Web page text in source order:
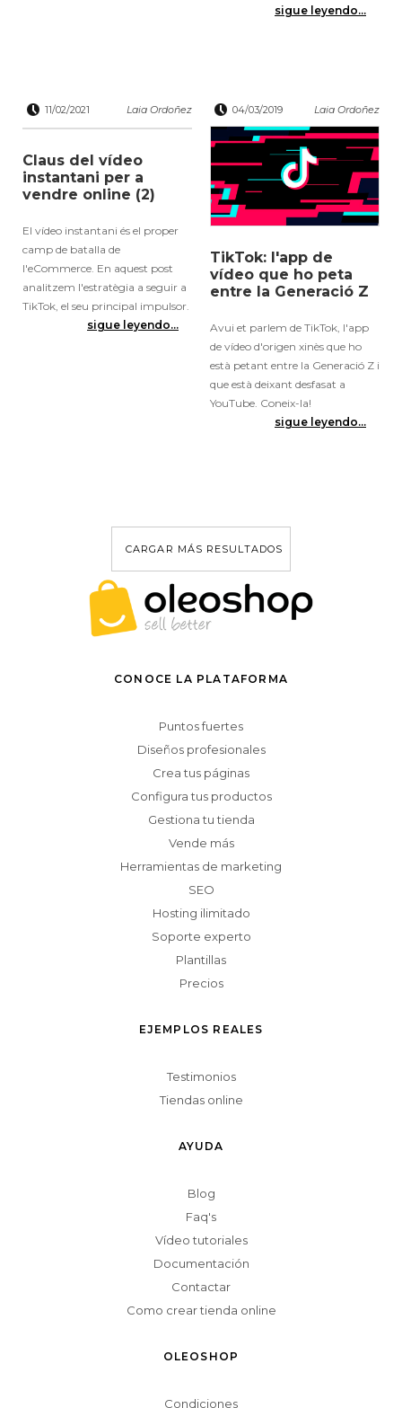
sigue leyendo...
11/02/2021 Laia Ordoñez
Claus del vídeo
instantani per a
vendre online (2)
El vídeo instantani és el proper
04/03/2019 Laia Ordoñez
TikTok: l'app de
vídeo que ho peta
entre la Generació Z
Avui et parlem de TikTok, l'app
de vídeo d'origen xinès que ho
està petant entre la Generació Z i
que està deixant desfasat a
YouTube. Coneix-la!
sigue leyendo...
CARGAR MÁS RESULTADOS
CONOCE LA PLATAFORMA
Puntos fuertes
Diseños profesionales
Crea tus páginas
Configura tus productos
Gestiona tu tienda
Vende más
Herramientas de marketing
SEO
Hosting ilimitado
Soporte experto
Plantillas
Precios
EJEMPLOS REALES
Testimonios
Tiendas online
AYUDA
Blog
Faq's
Vídeo tutoriales
Documentación
Contactar
Como crear tienda online
OLEOSHOP
Condiciones